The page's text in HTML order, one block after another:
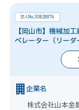
求人No.JOB28876
【岡山市】機械加
ペレーター（リーダ
企業名
株式会社山本金